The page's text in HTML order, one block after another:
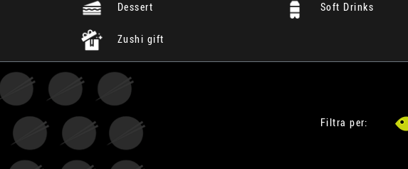
Dessert Soft Drinks
Zushi gift
Filtra per: